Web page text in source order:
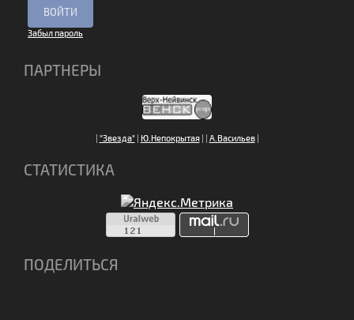
Забыл пароль
ПАРТНЕРЫ
| "Звезда"| Ю.Непокрытая| | А.Васильев|
СТАТИСТИКА
ПОДЕЛИТЬСЯ